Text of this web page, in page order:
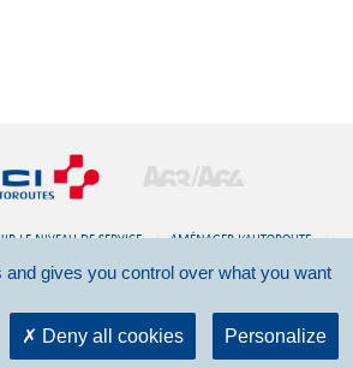
LE NIVEAU DE SERVICE AMÉNAGER L’AUTOROUTE
CONTACT
Autoroutes -
Mentions légales
personnelles-Politique cookies
gives you control over what you want
Deny all cookies Personalize